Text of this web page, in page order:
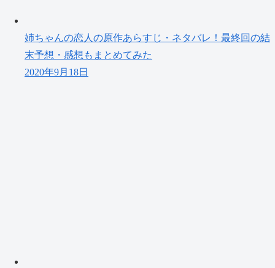
姉ちゃんの恋人の原作あらすじ・ネタバレ！最終回の結
末予想・感想もまとめてみた
2020年9月18日